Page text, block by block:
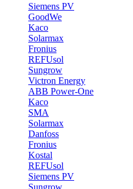
Siemens PV
GoodWe
Kaco
Solarmax
Fronius
REFUsol
Sungrow
Victron Energy
ABB Power-One
Kaco
SMA
Solarmax
Danfoss
Fronius
Kostal
REFUsol
Siemens PV
Sungrow